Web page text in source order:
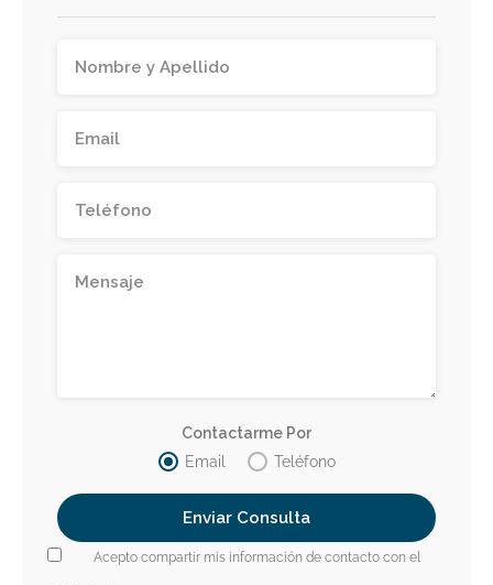
Contactarme Por
Email
Teléfono
Acepto compartir mis información de contacto con el